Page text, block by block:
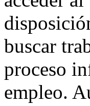
buscar
proceso
empleo.